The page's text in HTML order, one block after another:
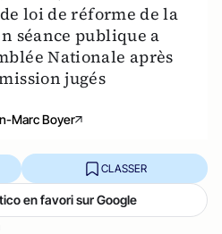
loi de réforme de la
séance publique a
Nationale après
jugés
Marc Boyer
CLASSER
en favori sur Google